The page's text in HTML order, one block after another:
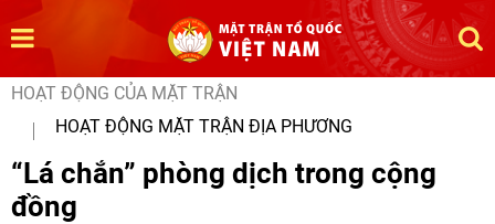
HOẠT ĐỘNG CỦA MẶT TRẬN
HOẠT ĐỘNG MẶT TRẬN ĐỊA PHƯƠNG
“Lá chắn” phòng dịch trong cộng
đồng